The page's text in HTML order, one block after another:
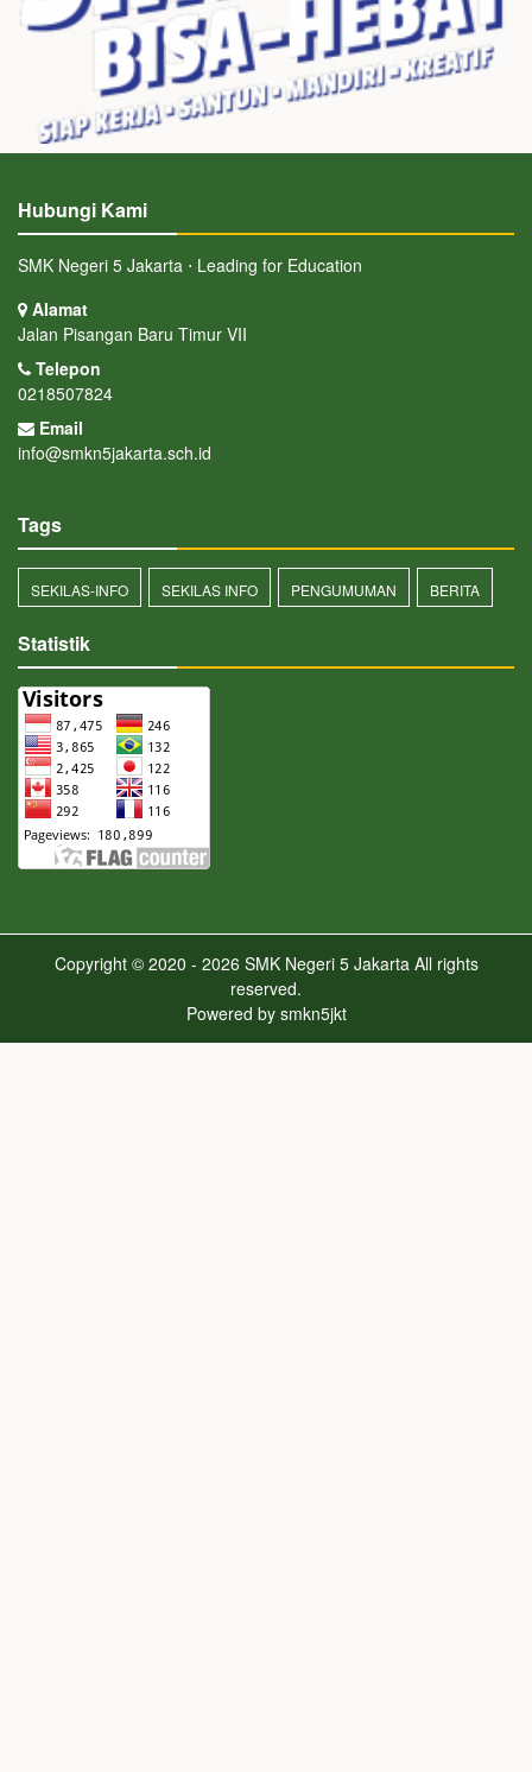
Hubungi Kami
SMK Negeri 5 Jakarta ⋅ Leading for Education
Alamat
Jalan Pisangan Baru Timur VII
Telepon
0218507824
Email
info@smkn5jakarta.sch.id
Tags
SEKILAS-INFO SEKILAS INFO PENGUMUMAN BERITA
Statistik
Copyright © 2020 - 2026 SMK Negeri 5 Jakarta All rights
reserved.
Powered by smkn5jkt